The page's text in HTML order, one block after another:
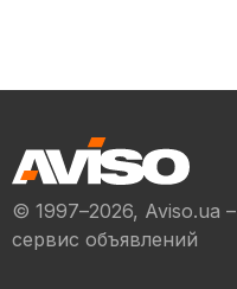
© 1997–2026, Aviso.ua –
сервис объявлений